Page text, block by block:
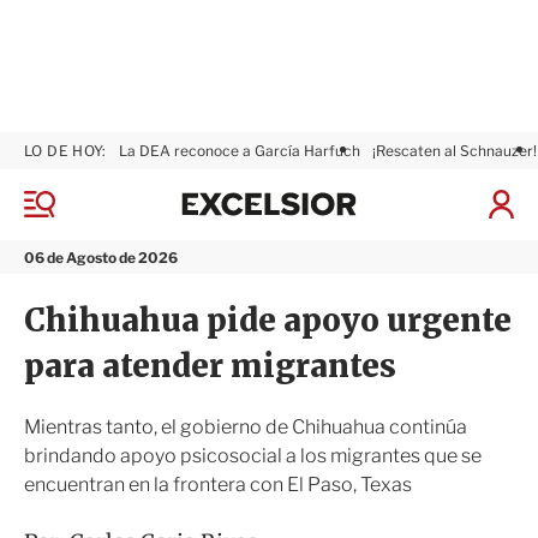
M
n
06 de Agosto de 2026
LO DE HOY: La DEA reconoce a García Harfuch ¡Rescaten al Schnauzer!
I
a
x
i
o
r
Chihuahua pide apoyo urgente
para atender migrantes
Mientras tanto, el gobierno de Chihuahua continúa
brindando apoyo psicosocial a los migrantes que se
encuentran en la frontera con El Paso, Texas